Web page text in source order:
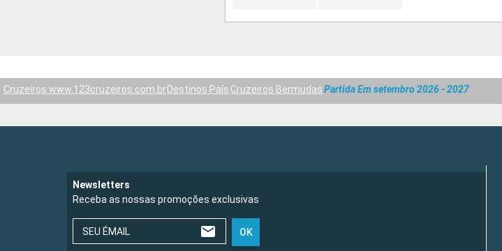
Cruzeiros www.123cruzeiros.com.br Destinos País Cruzeiros BermudasPartida Em setembro 2026 - 2027
Newsletters
Receba as nossas promoções exclusivas
SEU ÉMAIL OK